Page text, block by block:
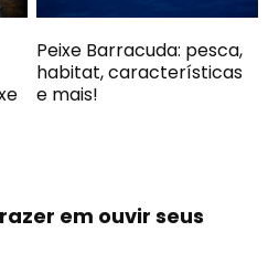
Peixe Barracuda: pesca,
habitat, características
e mais!
em ouvir seus